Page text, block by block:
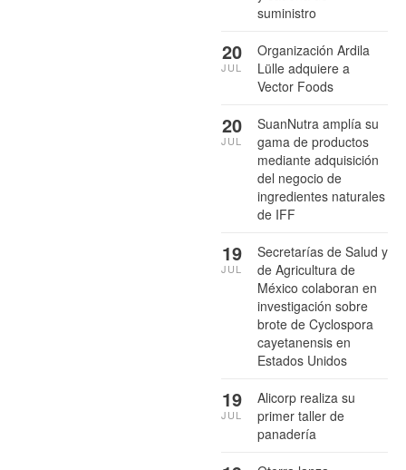
suministro
Organización Ardila
Lülle adquiere a
Vector Foods
20
JUL
SuanNutra amplía su
gama de productos
mediante adquisición
del negocio de
ingredientes naturales
de IFF
20
JUL
Secretarías de Salud y
de Agricultura de
México colaboran en
investigación sobre
brote de Cyclospora
cayetanensis en
Estados Unidos
19
JUL
Alicorp realiza su
primer taller de
panadería
19
JUL